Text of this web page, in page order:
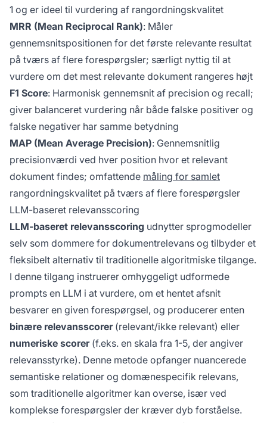
1 og er ideel til vurdering af rangordningskvalitet
MRR (Mean Reciprocal Rank): Måler
gennemsnitspositionen for det første relevante resultat
på tværs af flere forespørgsler; særligt nyttig til at
vurdere om det mest relevante dokument rangeres højt
F1 Score: Harmonisk gennemsnit af precision og recall;
giver balanceret vurdering når både falske positiver og
falske negativer har samme betydning
MAP (Mean Average Precision): Gennemsnitlig
precisionværdi ved hver position hvor et relevant
dokument findes; omfattende måling for samlet
rangordningskvalitet på tværs af flere forespørgsler
LLM-baseret relevansscoring
LLM-baseret relevansscoring udnytter sprogmodeller
selv som dommere for dokumentrelevans og tilbyder et
fleksibelt alternativ til traditionelle algoritmiske tilgange.
I denne tilgang instruerer omhyggeligt udformede
prompts en LLM i at vurdere, om et hentet afsnit
besvarer en given forespørgsel, og producerer enten
binære relevansscorer(relevant/ikke relevant) eller
numeriske scorer(f.eks. en skala fra 1-5, der angiver
relevansstyrke). Denne metode opfanger nuancerede
semantiske relationer og domænespecifik relevans,
som traditionelle algoritmer kan overse, især ved
komplekse forespørgsler der kræver dyb forståelse.